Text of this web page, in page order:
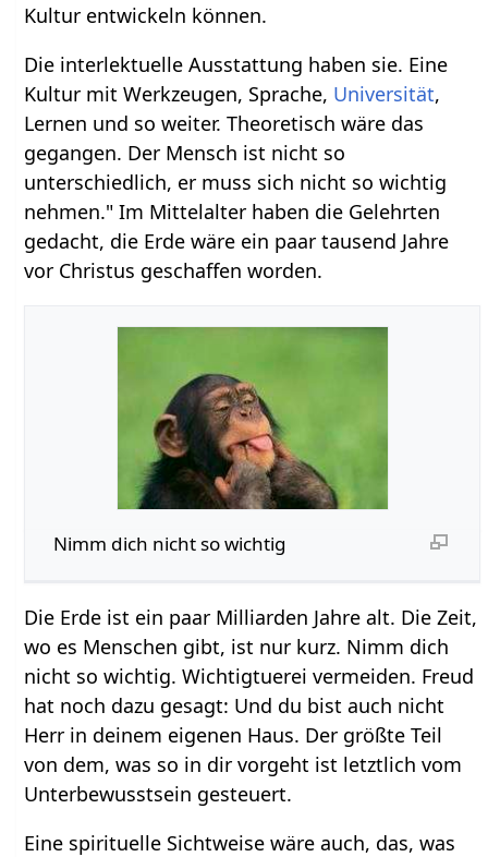
Kultur entwickeln können.
Die interlektuelle Ausstattung haben sie. Eine
Kultur mit Werkzeugen, Sprache, Universität,
Lernen und so weiter. Theoretisch wäre das
gegangen. Der Mensch ist nicht so
unterschiedlich, er muss sich nicht so wichtig
nehmen." Im Mittelalter haben die Gelehrten
gedacht, die Erde wäre ein paar tausend Jahre
vor Christus geschaffen worden.
Nimm dich nicht so wichtig
Die Erde ist ein paar Milliarden Jahre alt. Die Zeit,
wo es Menschen gibt, ist nur kurz. Nimm dich
nicht so wichtig. Wichtigtuerei vermeiden. Freud
hat noch dazu gesagt: Und du bist auch nicht
Herr in deinem eigenen Haus. Der größte Teil
von dem, was so in dir vorgeht ist letztlich vom
Unterbewusstsein gesteuert.
Eine spirituelle Sichtweise wäre auch, das, was